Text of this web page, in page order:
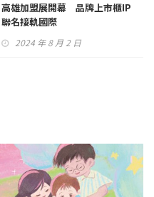
高雄加盟展開幕 品牌上市櫃IP
聯名接軌國際
2024 年 8 月 2 日